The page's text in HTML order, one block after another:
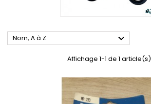
Nom, A à Z 
Affichage 1-1 de 1 article(s)